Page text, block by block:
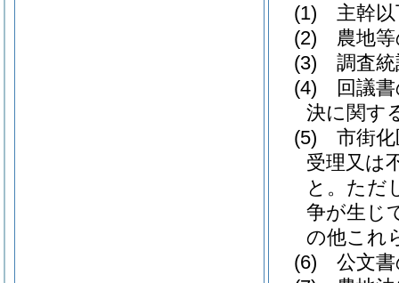
(1)
主幹
(2)
農地
(3)
調査
(4)
回議
決に関す
(5)
市街
受理又は
と。 ただ
争が生じ
の他これ
(6)
公文